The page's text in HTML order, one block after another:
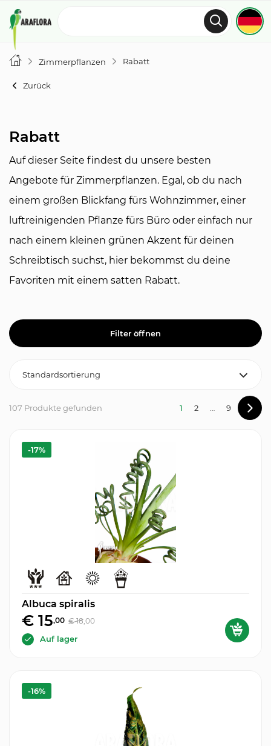
Zimmerpflanzen Rabatt
Zurück
Rabatt
Auf dieser Seite findest du unsere besten
Angebote für Zimmerpflanzen. Egal, ob du nach
einem großen Blickfang fürs Wohnzimmer, einer
luftreinigenden Pflanze fürs Büro oder einfach nur
nach einem kleinen grünen Akzent für deinen
Schreibtisch suchst, hier bekommst du deine
Favoriten mit einem satten Rabatt.
Filter öffnen
107 Produkte gefunden 1 2 9
-17%
Albuca spiralis
€ 15,00 € 18,00
Auf lager
-16%